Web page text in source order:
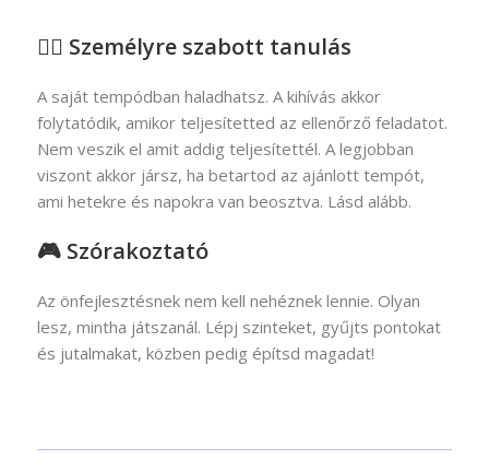
🙋‍♀️ Személyre szabott tanulás
A saját tempódban haladhatsz. A kihívás akkor
folytatódik, amikor teljesítetted az ellenőrző feladatot.
Nem veszik el amit addig teljesítettél. A legjobban
viszont akkor jársz, ha betartod az ajánlott tempót,
ami hetekre és napokra van beosztva. Lásd alább.
🎮 Szórakoztató
Az önfejlesztésnek nem kell nehéznek lennie. Olyan
lesz, mintha játszanál. Lépj szinteket, gyűjts pontokat
és jutalmakat, közben pedig építsd magadat!